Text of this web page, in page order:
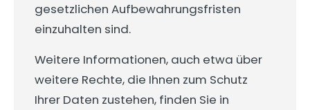
gesetzlichen Aufbewahrungsfristen
einzuhalten sind.
Weitere Informationen, auch etwa über
weitere Rechte, die Ihnen zum Schutz
Ihrer Daten zustehen, finden Sie in